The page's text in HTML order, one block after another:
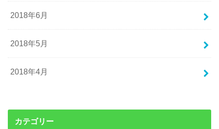
2018年6月
2018年5月
2018年4月
カテゴリー